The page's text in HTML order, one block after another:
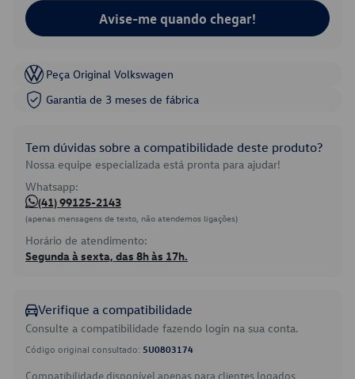
Avise-me quando chegar!
Peça Original Volkswagen
Garantia de 3 meses de fábrica
Tem dúvidas sobre a compatibilidade deste produto?
Nossa equipe especializada está pronta para ajudar!
Whatsapp:
(41) 99125-2143
(apenas mensagens de texto, não atendemos ligações)
Horário de atendimento:
Segunda à sexta, das 8h às 17h.
Verifique a compatibilidade
Consulte a compatibilidade fazendo login na sua conta.
Código original consultado: 5U0803174
Compatibilidade disponível apenas para clientes logados.